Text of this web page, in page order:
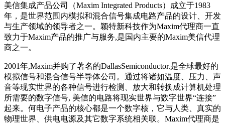
美信集成产品公司（Maxim Integrated Products）成立于1983
年，是世界范围内模拟和混合信号集成电路产品的设计、开发
与生产领域的领导者之一。颖特新科技作为Maxim代理商一直
致力于Maxim产品的推广与服务,是国内主要的Maxim美信代理
商之一。
2001年,Maxim并购了著名的DallasSemiconductor.是全球最好的
模拟信号和混合信号半导体公司。通过将诸如温度、压力、声
音等现实世界的各种信号进行检测、放大和转换成计算机处理
所需要的数字信号, 美信的电路将现实世界与数字世界“连接”
起来。何电子产品的核心都是一个数字核，它与人类、真实的
物理世界、供电电源及其它数字系统相关联。Maxim代理商是